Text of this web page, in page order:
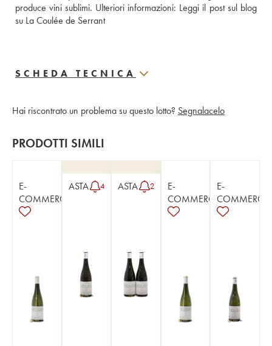
produce vini sublimi. Ulteriori informazioni: Leggi il post sul blog
su La Coulée de Serrant
SCHEDA TECNICA
Hai riscontrato un problema su questo lotto? Segnalacelo
PRODOTTI SIMILI
E-
COMMERCE
ASTA 4 ASTA 2
E-
COMMERCE
E-
COMMERCE